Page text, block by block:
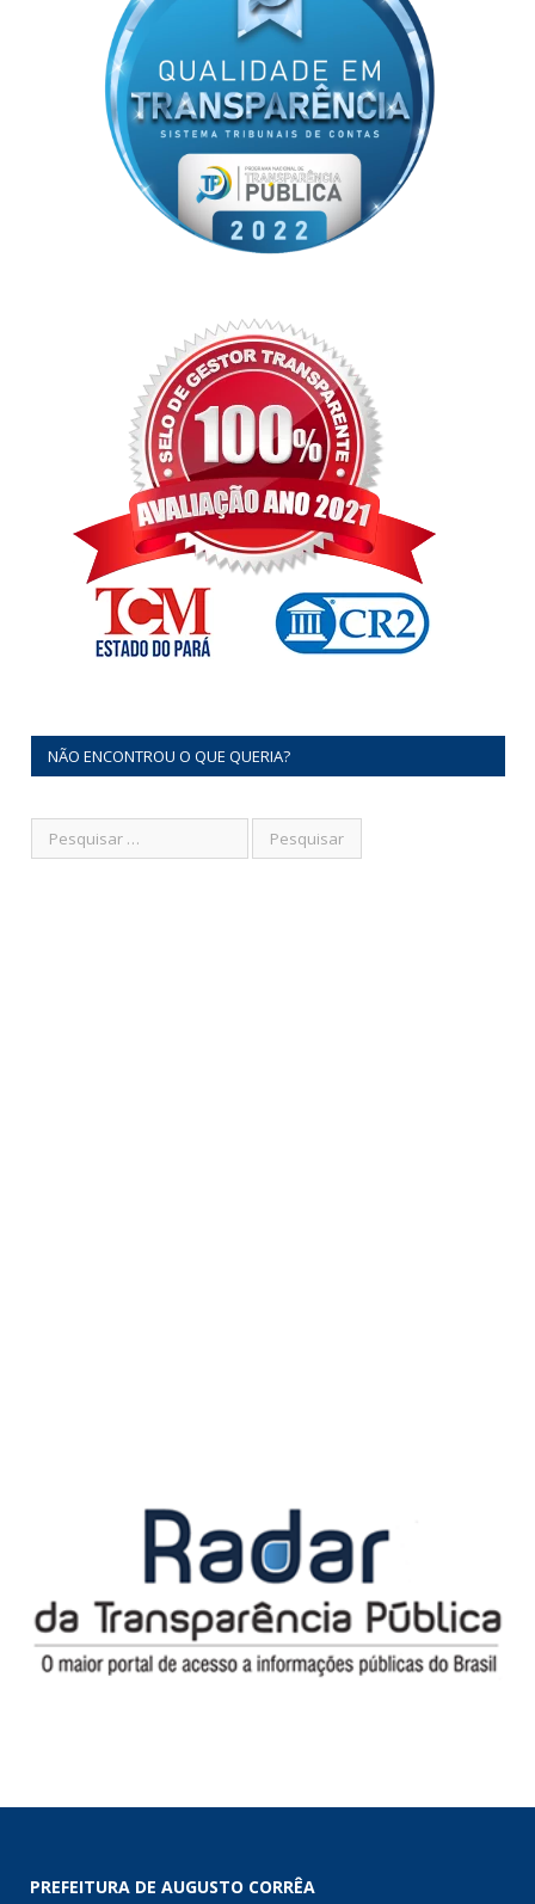
NÃO ENCONTROU O QUE QUERIA?
PREFEITURA DE AUGUSTO CORRÊA